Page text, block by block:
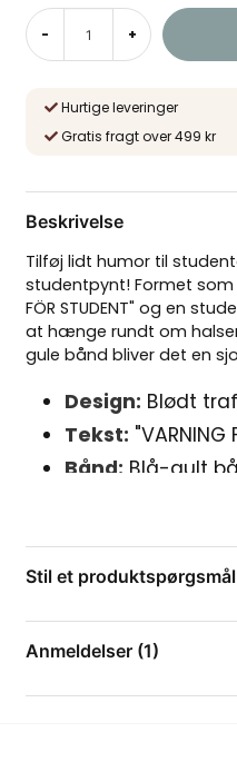
- +
Hurtige leveringer
Gratis fragt over 499 kr
Beskrivelse
Tilføj lidt humor til
studentpynt! Formet som
FÖR STUDENT" og en
at hænge rundt om
gule bånd bliver det en
Design: Blødt
Tekst: "VARNING
Bånd: Blå-gult
En perfekt og
Stil et produktspørgsmål
Spørg os om noget
Anmeldelser (1)